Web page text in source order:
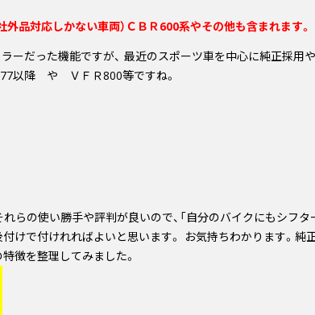
品対応しかない車両） ＣＢＲ600系やその他も含まれます。
ーだった機能ですが、 最近のスポーツ車を中心に純正採用
以降 や ＶＦＲ800等ですね。
れらの使い勝手や評判が良いので、 「自分のバイクにもシフタ
けで付けれればよいと思います。 お気持ちわかります。純
徴を整理してみました。